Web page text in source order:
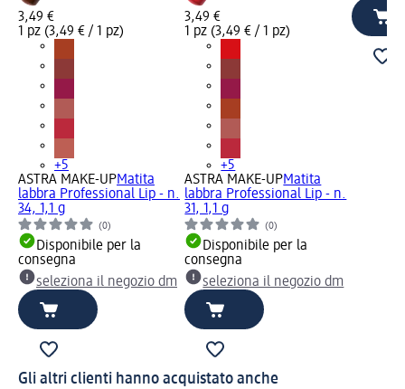
3,49 €
1 pz (3,49 € / 1 pz)
+5
ASTRA MAKE-UPMatita
labbra Professional Lip - n.
34, 1,1 g
(0)
Disponibile per la
consegna
seleziona il negozio dm
3,49 €
1 pz (3,49 € / 1 pz)
+5
ASTRA MAKE-UPMatita
labbra Professional Lip - n.
31, 1,1 g
(0)
Disponibile per la
consegna
seleziona il negozio dm
Gli altri clienti hanno acquistato anche